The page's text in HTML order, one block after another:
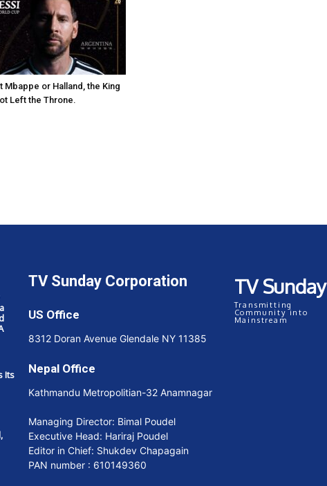
Mbappe or Halland, the King
Left the Throne.
Its
TV Sunday Corporation
US Office
8312 Doran Avenue Glendale NY 11385
Nepal Office
Kathmandu Metropolitian-32 Anamnagar
Managing Director: Bimal Poudel
Executive Head: Hariraj Poudel
Editor in Chief: Shukdev Chapagain
PAN number : 610149360
TV Sunday
Transmitting
Community into
Mainstream